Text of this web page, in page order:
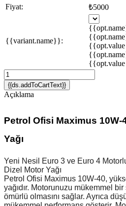
Fiyat:
₺5000
{{variant.name}}:
{{ds.addToCartText}}
Açıklama
Petrol Ofisi Maximus 10W-
Yağı
Yeni Nesil Euro 3 ve Euro 4
Dizel Motor Yağı
Petrol Ofisi Maximus 10W-40,
yağıdır. Motorunuzu mükemmel
ömürlü olmasını sağlar. Ayrıca